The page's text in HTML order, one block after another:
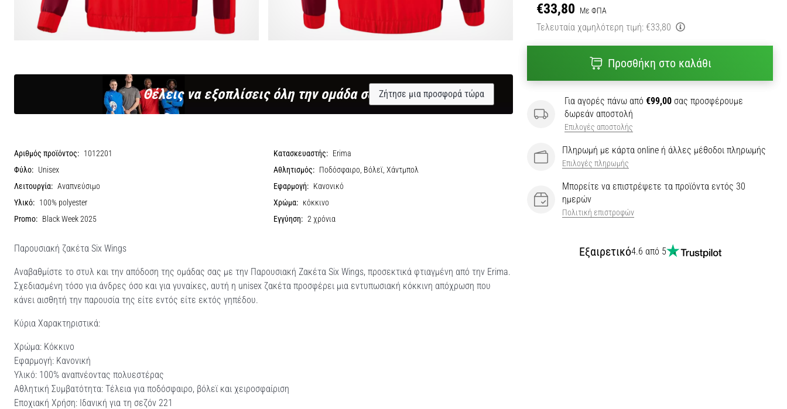
€33,80 Με ΦΠΑ
Τελευταία χαμηλότερη τιμή: €33,80
Προσθήκη στο καλάθι
Για αγορές πάνω από €99,00 σας προσφέρουμε
δωρεάν αποστολή
Επιλογές αποστολής
Πληρωμή με κάρτα online ή άλλες μέθοδοι πληρωμής
Επιλογές πληρωμής
Μπορείτε να επιστρέψετε τα προϊόντα εντός 30
ημερών
Πολιτική επιστροφών
Εξαιρετικό4.6 από 5
Θέλεις να εξοπλίσεις όλη την ομάδα σου;Ζήτησε μια προσφορά τώρα
Αριθμός προϊόντος: 1012201 Κατασκευαστής: Erima
Φύλο: Unisex Αθλητισμός: Ποδόσφαιρο, Βόλεϊ, Χάντμπολ
Λειτουργία: Αναπνεύσιμο Εφαρμογή: Κανονικό
Υλικό: 100% polyester Χρώμα: κόκκινο
Promo: Black Week 2025 Εγγύηση: 2 χρόνια
Παρουσιακή ζακέτα Six Wings
Αναβαθμίστε το στυλ και την απόδοση της ομάδας σας με την Παρουσιακή Ζακέτα Six Wings, προσεκτικά φτιαγμένη από την Erima.
Σχεδιασμένη τόσο για άνδρες όσο και για γυναίκες, αυτή η unisex ζακέτα προσφέρει μια εντυπωσιακή κόκκινη απόχρωση που
κάνει αισθητή την παρουσία της είτε εντός είτε εκτός γηπέδου.
Κύρια Χαρακτηριστικά:
Χρώμα: Κόκκινο
Εφαρμογή: Κανονική
Υλικό: 100% αναπνέοντας πολυεστέρας
Αθλητική Συμβατότητα: Τέλεια για ποδόσφαιρο, βόλεϊ και χειροσφαίριση
Εποχιακή Χρήση: Ιδανική για τη σεζόν 221